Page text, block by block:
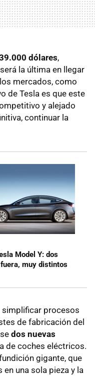
dólares,
la última en llegar
mercados, como
de Tesla es que este
y alejado
continuar la
Model Y: dos
muy distintos
simplificar procesos
de fabricación del
dos nuevas
de coches eléctricos.
gigante, que
una sola pieza y la